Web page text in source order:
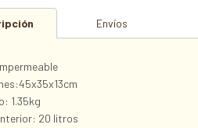
Envíos
1.35kg
20 litros